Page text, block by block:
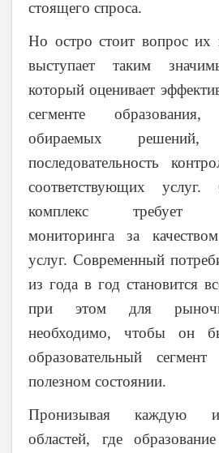
стоящего спроса.
Но остро стоит вопрос их
выступает таким
который оценивает
сегменте образования,
обираемых
последовательность
соответствующих услуг.
комплекс требует
мониторинга за
услуг. Современный
из года в год становится
при этом для
необходимо, чтобы он
образовательный
полезном состоянии.
Пронизывая каждую
областей, где